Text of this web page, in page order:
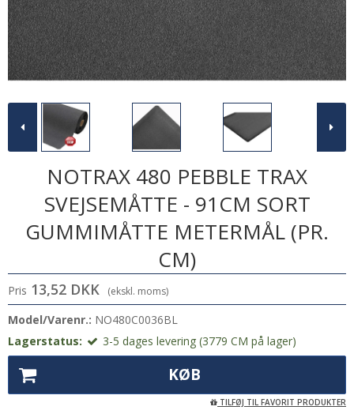
NOTRAX 480 PEBBLE TRAX
SVEJSEMÅTTE - 91CM SORT
GUMMIMÅTTE METERMÅL (PR.
CM)
Pris 13,52 DKK (ekskl. moms)
Model/Varenr.: NO480C0036BL
Lagerstatus:
3-5 dages levering (3779 CM på lager)
KØB
TILFØJ TIL FAVORIT PRODUKTER